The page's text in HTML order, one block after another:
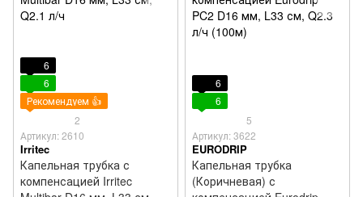
6
6
Рекомендуем 👍
2
Артикул: 2610
Irritec
Капельная трубка с
компенсацией Irritec
6
6
5
Артикул: 3622
EURODRIP
Капельная трубка
(Коричневая) с